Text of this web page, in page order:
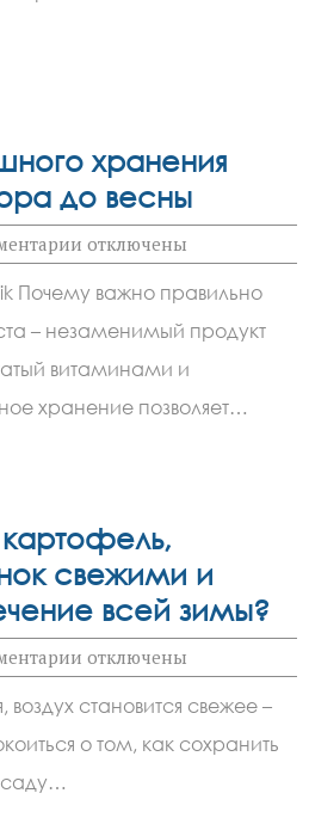
хранения
до весны
к
записи
успешного
хранения
капусты:
от
сбора
до
отключены
Почему важно правильно
– незаменимый продукт
витаминами и
хранение позволяет…
свежими и
всей зимы?
к
записи
сохранить
картофель,
морковь
отключены
становится свежее –
о том, как сохранить
саду…